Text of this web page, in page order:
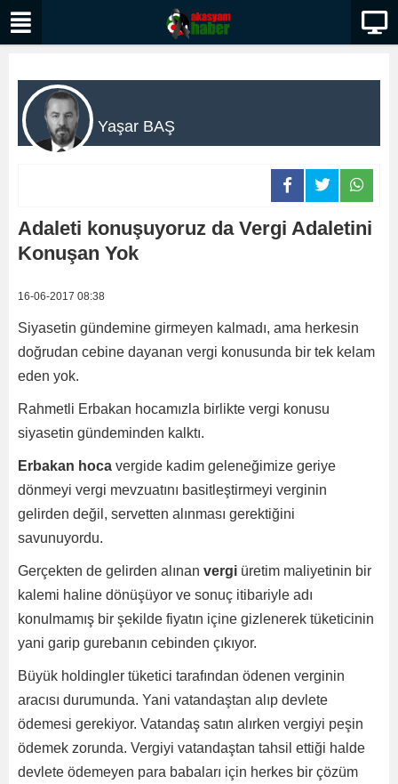
Yaşar BAŞ
Adaleti konuşuyoruz da Vergi Adaletini
Konuşan Yok
16-06-2017 08:38
Siyasetin gündemine girmeyen kalmadı, ama herkesin
doğrudan cebine dayanan vergi konusunda bir tek kelam
eden yok.
Rahmetli Erbakan hocamızla birlikte vergi konusu
siyasetin gündeminden kalktı.
Erbakan hoca vergide kadim geleneğimize geriye
dönmeyi vergi mevzuatını basitleştirmeyi verginin
gelirden değil, servetten alınması gerektiğini
savunuyordu.
Gerçekten de gelirden alınan vergi üretim maliyetinin bir
kalemi haline dönüşüyor ve sonuç itibariyle adı
konulmamış bir şekilde fiyatın içine gizlenerek tüketicinin
yani garip gurebanın cebinden çıkıyor.
Büyük holdingler tüketici tarafından ödenen verginin
aracısı durumunda. Yani vatandaştan alıp devlete
ödemesi gerekiyor. Vatandaş satın alırken vergiyi peşin
ödemek zorunda. Vergiyi vatandaştan tahsil ettiği halde
devlete ödemeyen para babaları için herkes bir çözüm